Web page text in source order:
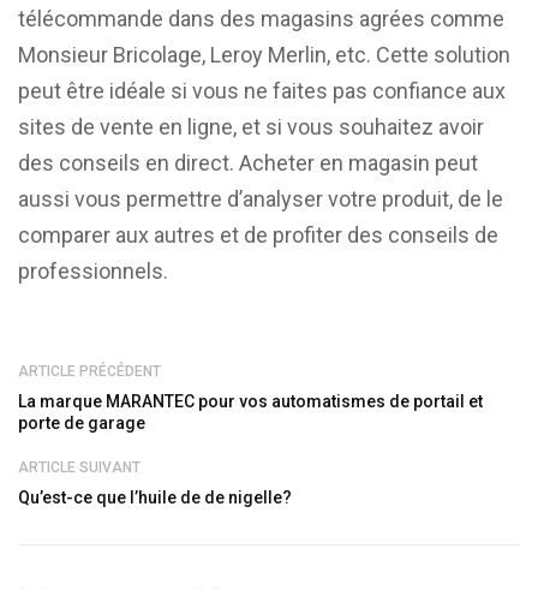
télécommande dans des magasins agrées comme
Monsieur Bricolage, Leroy Merlin, etc. Cette solution
peut être idéale si vous ne faites pas confiance aux
sites de vente en ligne, et si vous souhaitez avoir
des conseils en direct. Acheter en magasin peut
aussi vous permettre d’analyser votre produit, de le
comparer aux autres et de profiter des conseils de
professionnels.
ARTICLE PRÉCÉDENT
La marque MARANTEC pour vos automatismes de portail et
porte de garage
ARTICLE SUIVANT
Qu’est-ce que l’huile de de nigelle?